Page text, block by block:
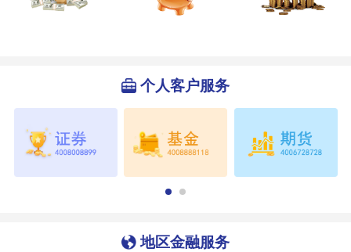
个人客户服务
地区金融服务